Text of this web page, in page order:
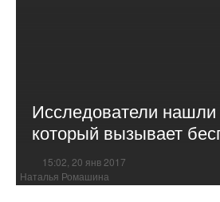
Исследователи нашли
который вызывает
15:02, 20 янв 2017
Наталья Ромашина